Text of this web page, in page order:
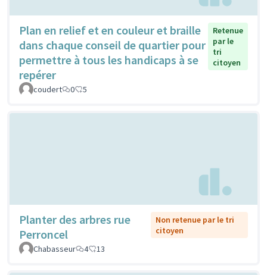
Plan en relief et en couleur et braille
dans chaque conseil de quartier pour
permettre à tous les handicaps à se
repérer
Retenue
par le
tri
citoyen
coudert 0 5
Planter des arbres rue
Perroncel
Non retenue par le tri
citoyen
Chabasseur
4 13